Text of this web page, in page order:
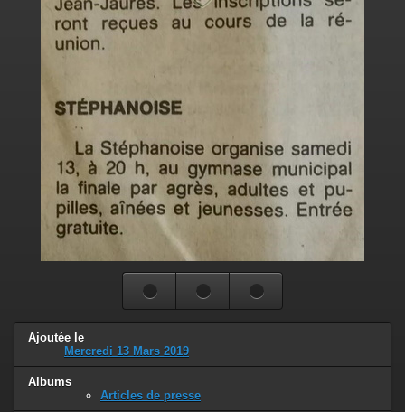
Ajoutée le
Mercredi 13 Mars 2019
Albums
Articles de presse